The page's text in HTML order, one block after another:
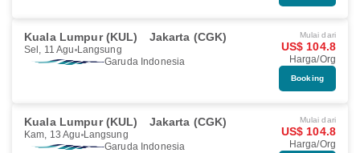
Kuala Lumpur (KUL) Jakarta (CGK)
Sel, 11 Agu Langsung
Garuda Indonesia
Mulai dari
US$ 104.8
Harga/Org
Booking
Kuala Lumpur (KUL) Jakarta (CGK)
Kam, 13 Agu Langsung
Garuda Indonesia
Mulai dari
US$ 104.8
Harga/Org